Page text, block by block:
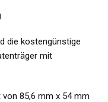
die kostengünstige
mit
85,6 mm x 54 mm